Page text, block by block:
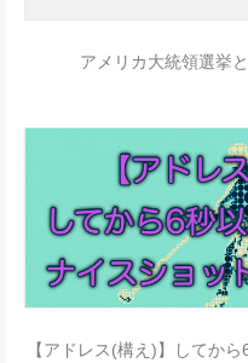
アメリカ大統領選挙
【アドレス(構え)】してか